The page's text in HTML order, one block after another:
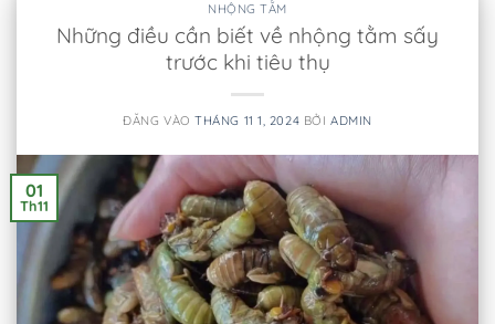
NHỘNG TẰM
Những điều cần biết về nhộng tằm sấy
trước khi tiêu thụ
ĐĂNG VÀOTHÁNG 11 1, 2024 BỞI ADMIN
01
Th11